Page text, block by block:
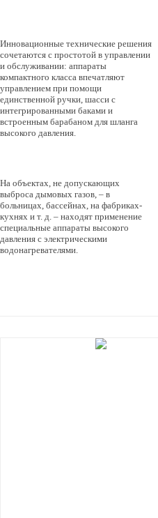
Инновационные технические решения
сочетаются с простотой в управлении
и обслуживании: аппараты
компактного класса впечатляют
управлением при помощи
единственной ручки, шасси с
интегрированными баками и
встроенным барабаном для шланга
высокого давления.
На объектах, не допускающих
выброса дымовых газов, – в
больницах, бассейнах, на фабриках-
кухнях и т. д. – находят применение
специальные аппараты высокого
давления с электрическими
водонагревателями.